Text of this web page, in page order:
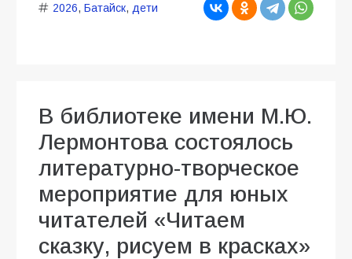
2026, Батайск, дети
В библиотеке имени М.Ю.
Лермонтова состоялось
литературно-творческое
мероприятие для юных
читателей «Читаем
сказку, рисуем в красках»